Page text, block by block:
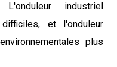
L'onduleur industriel
et l'onduleur
plus